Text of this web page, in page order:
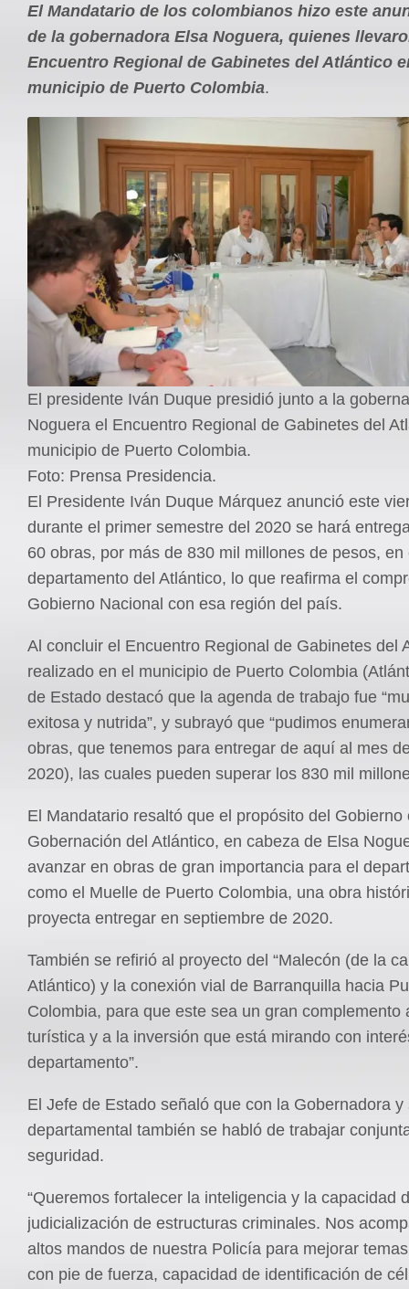
OPINIÓN
Contactenos
facebook
Twitter
Instagram
Registro ISSN: 2711-3299
El Mandatario de los colombianos hizo este
de la gobernadora Elsa Noguera, quienes
Encuentro Regional de Gabinetes del Atlántico
municipio de Puerto Colombia.
El presidente Iván Duque presidió junto a la
Noguera el Encuentro Regional de Gabinetes del
municipio de Puerto Colombia.
Foto: Prensa Presidencia.
El Presidente Iván Duque Márquez anunció este
durante el primer semestre del 2020 se hará
60 obras, por más de 830 mil millones de pesos, en
departamento del Atlántico, lo que reafirma el
Gobierno Nacional con esa región del país.
Al concluir el Encuentro Regional de Gabinetes del
realizado en el municipio de Puerto Colombia
de Estado destacó que la agenda de trabajo fue
exitosa y nutrida”, y subrayó que “pudimos
obras, que tenemos para entregar de aquí al mes
2020), las cuales pueden superar los 830 mil
El Mandatario resaltó que el propósito del Gobierno
Gobernación del Atlántico, en cabeza de Elsa
avanzar en obras de gran importancia para el
como el Muelle de Puerto Colombia, una obra
proyecta entregar en septiembre de 2020.
También se refirió al proyecto del “Malecón (de la
Atlántico) y la conexión vial de Barranquilla hacia
Colombia, para que este sea un gran complemento
turística y a la inversión que está mirando con
departamento”.
El Jefe de Estado señaló que con la Gobernadora y
departamental también se habló de trabajar
seguridad.
“Queremos fortalecer la inteligencia y la capacidad
judicialización de estructuras criminales. Nos
altos mandos de nuestra Policía para mejorar
con pie de fuerza, capacidad de identificación de